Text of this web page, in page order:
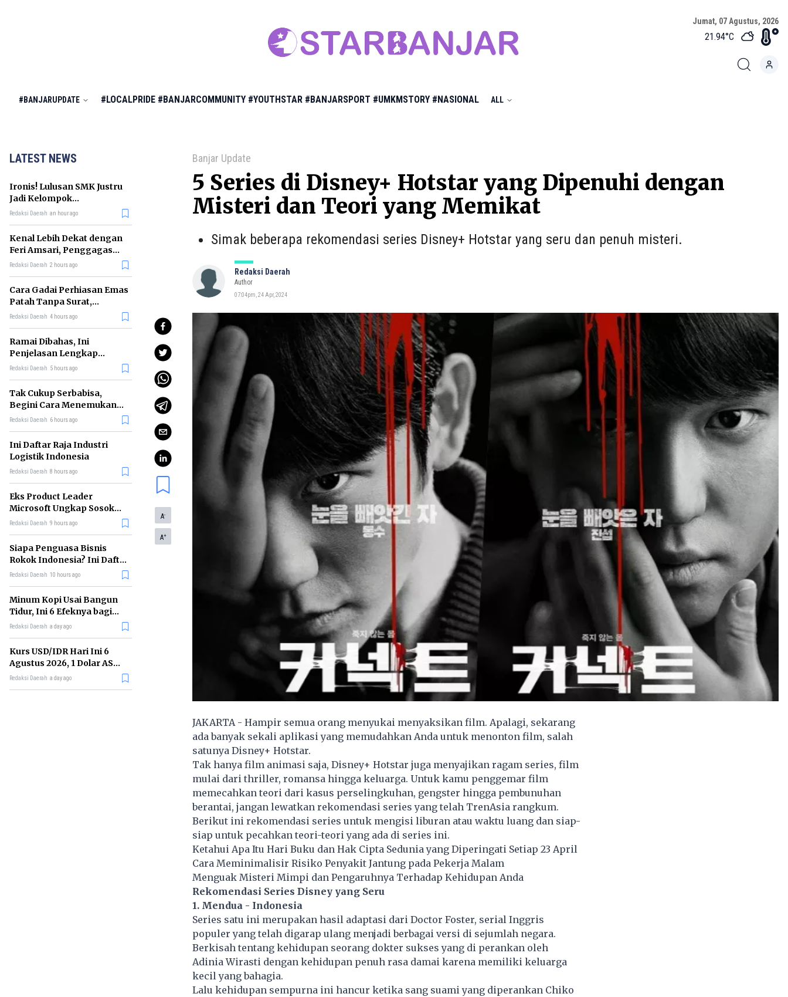
Jumat, 07 Agustus, 2026
21.94°C
#BANJARUPDATE #LOCALPRIDE #BANJARCOMMUNITY #YOUTHSTAR #BANJARSPORT #UMKMSTORY #NASIONAL ALL
LATEST NEWS
Ironis! Lulusan SMK Justru
Jadi Kelompok
Pengangguran Terbanyak
Redaksi Daerah an hour ago
Kenal Lebih Dekat dengan
Feri Amsari, Penggagas
Kabinet Bayangan
Redaksi Daerah 2 hours ago
Cara Gadai Perhiasan Emas
Patah Tanpa Surat,
Ternyata Tetap Bisa!
Redaksi Daerah 4 hours ago
Ramai Dibahas, Ini
Penjelasan Lengkap
tentang Konsep Kabinet
Redaksi Daerah 5 hours ago
Tak Cukup Serbabisa,
Begini Cara Menemukan
'Spike' agar CV Dilirik HR
Redaksi Daerah 6 hours ago
Ini Daftar Raja Industri
Logistik Indonesia
Redaksi Daerah 8 hours ago
Eks Product Leader
Microsoft Ungkap Sosok
yang Paling Cocok
Redaksi Daerah 9 hours ago
Siapa Penguasa Bisnis
Rokok Indonesia? Ini Daftar
Perusahaan Terbesarnya
Redaksi Daerah 10 hours ago
Minum Kopi Usai Bangun
Tidur, Ini 6 Efeknya bagi
Kesehatan Tubuh
Redaksi Daerah a day ago
Kurs USD/IDR Hari Ini 6
Agustus 2026, 1 Dolar AS
Kini Berapa Rupiah?
Redaksi Daerah a day ago
Banjar Update
5 Series di Disney+ Hotstar yang Dipenuhi dengan
Misteri dan Teori yang Memikat
Simak beberapa rekomendasi series Disney+ Hotstar yang seru dan penuh misteri.
Redaksi Daerah
Author
07:04pm, 24 Apr, 2024
A-
A+
JAKARTA - Hampir semua orang menyukai menyaksikan film. Apalagi, sekarang
ada banyak sekali aplikasi yang memudahkan Anda untuk menonton film, salah
satunya Disney+ Hotstar.
Tak hanya film animasi saja, Disney+ Hotstar juga menyajikan ragam series, film
mulai dari thriller, romansa hingga keluarga. Untuk kamu penggemar film
memecahkan teori dari kasus perselingkuhan, gengster hingga pembunuhan
berantai, jangan lewatkan rekomendasi series yang telah TrenAsia rangkum.
Berikut ini rekomendasi series untuk mengisi liburan atau waktu luang dan siap-
siap untuk pecahkan teori-teori yang ada di series ini.
Ketahui Apa Itu Hari Buku dan Hak Cipta Sedunia yang Diperingati Setiap 23 April
Cara Meminimalisir Risiko Penyakit Jantung pada Pekerja Malam
Menguak Misteri Mimpi dan Pengaruhnya Terhadap Kehidupan Anda
Rekomendasi Series Disney yang Seru
1. Mendua - Indonesia
Series satu ini merupakan hasil adaptasi dari Doctor Foster, serial Inggris
populer yang telah digarap ulang menjadi berbagai versi di sejumlah negara.
Berkisah tentang kehidupan seorang dokter sukses yang di perankan oleh
Adinia Wirasti dengan kehidupan penuh rasa damai karena memiliki keluarga
kecil yang bahagia.
Lalu kehidupan sempurna ini hancur ketika sang suami yang diperankan Chiko